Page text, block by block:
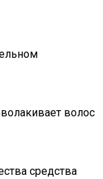
волос
средства